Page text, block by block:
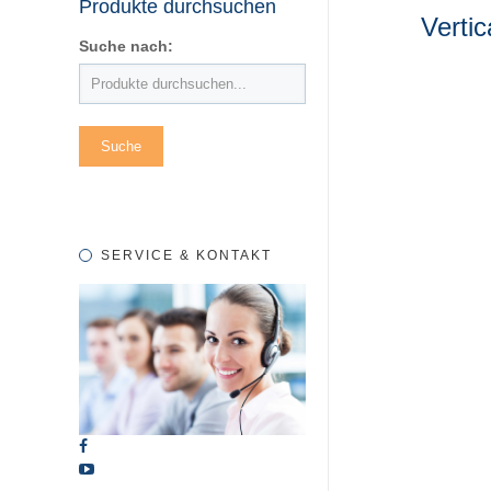
Produkte durchsuchen
Suche nach:
SERVICE & KONTAKT